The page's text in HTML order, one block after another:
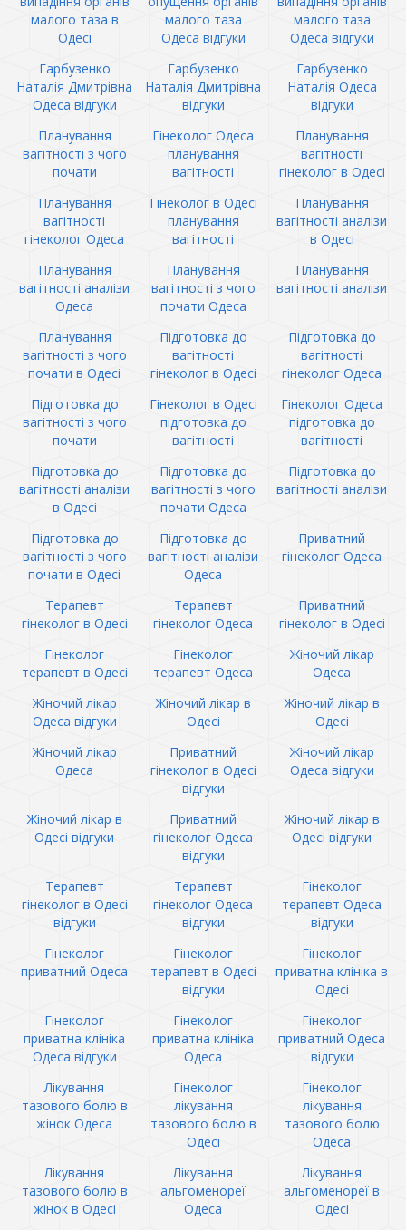
малого таза в
Одесі
малого таза
Одеса відгуки
малого таза
Одеса відгуки
Гарбузенко
Наталія Дмитрівна
Одеса відгуки
Гарбузенко
Наталія Дмитрівна
відгуки
Гарбузенко
Наталія Одеса
відгуки
Планування
вагітності з чого
почати
Гінеколог Одеса
планування
вагітності
Планування
вагітності
гінеколог в Одесі
Планування
вагітності
гінеколог Одеса
Гінеколог в Одесі
планування
вагітності
Планування
вагітності аналізи
в Одесі
Планування
вагітності аналізи
Одеса
Планування
вагітності з чого
почати Одеса
Планування
вагітності аналізи
Планування
вагітності з чого
почати в Одесі
Підготовка до
вагітності
гінеколог в Одесі
Підготовка до
вагітності
гінеколог Одеса
Підготовка до
вагітності з чого
почати
Гінеколог в Одесі
підготовка до
вагітності
Гінеколог Одеса
підготовка до
вагітності
Підготовка до
вагітності аналізи
в Одесі
Підготовка до
вагітності з чого
почати Одеса
Підготовка до
вагітності аналізи
Підготовка до
вагітності з чого
почати в Одесі
Підготовка до
вагітності аналізи
Одеса
Приватний
гінеколог Одеса
Терапевт
гінеколог в Одесі
Терапевт
гінеколог Одеса
Приватний
гінеколог в Одесі
Гінеколог
терапевт в Одесі
Гінеколог
терапевт Одеса
Жіночий лікар
Одеса
Жіночий лікар
Одеса відгуки
Жіночий лікар в
Одесі
Жіночий лікар в
Одесі
Жіночий лікар
Одеса
Приватний
гінеколог в Одесі
відгуки
Жіночий лікар
Одеса відгуки
Жіночий лікар в
Одесі відгуки
Приватний
гінеколог Одеса
відгуки
Жіночий лікар в
Одесі відгуки
Терапевт
гінеколог в Одесі
відгуки
Терапевт
гінеколог Одеса
відгуки
Гінеколог
терапевт Одеса
відгуки
Гінеколог
приватний Одеса
Гінеколог
терапевт в Одесі
відгуки
Гінеколог
приватна клініка в
Одесі
Гінеколог
приватна клініка
Одеса відгуки
Гінеколог
приватна клініка
Одеса
Гінеколог
приватний Одеса
відгуки
Лікування
тазового болю в
жінок Одеса
Гінеколог
лікування
тазового болю в
Одесі
Гінеколог
лікування
тазового болю
Одеса
Лікування
тазового болю в
жінок в Одесі
Лікування
альгоменореї
Одеса
Лікування
альгоменореї в
Одесі